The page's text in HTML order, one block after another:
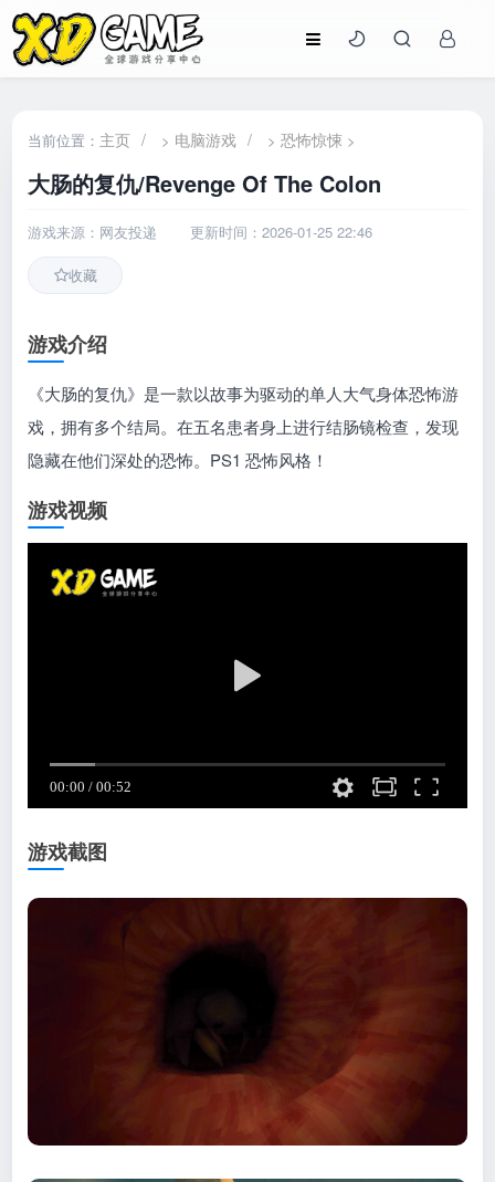
当前位置： 主页 / > 电脑游戏 / >恐怖惊悚 >
大肠的复仇/Revenge Of The Colon
游戏来源：网友投递 更新时间：2026-01-25 22:46
收藏
游戏介绍
《大肠的复仇》是一款以故事为驱动的单人大气身体恐怖游
戏，拥有多个结局。在五名患者身上进行结肠镜检查，发现
隐藏在他们深处的恐怖。PS1 恐怖风格！
游戏视频
游戏截图